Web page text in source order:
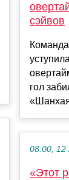
сэйвов
гол
08:00, 12
«Этот